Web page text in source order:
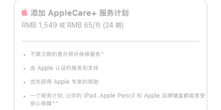
添加 AppleCare+ 服务计‍划
RMB 1,549 或 RMB 65/月 (24 期)
不限次数的意外损坏保修服务
注
^
由 Apple 认证的服务和支持
优先获得 Apple 专家的帮助
一个服务计划，让你的 iPad、Apple Pencil 和 Apple 品牌键盘都能享受
安心保障^^